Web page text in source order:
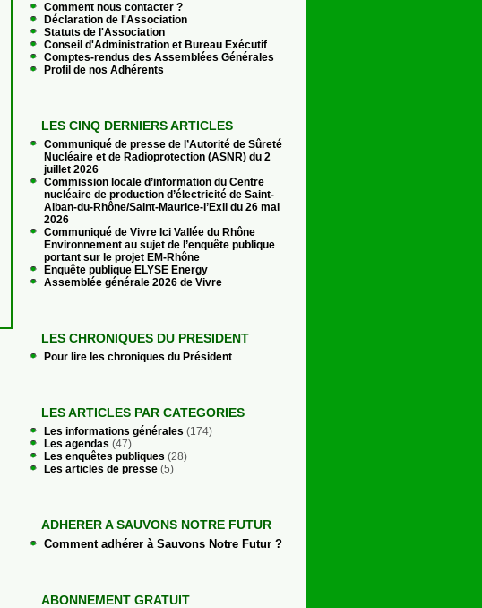
Comment nous contacter ?
Déclaration de l'Association
Statuts de l'Association
Conseil d'Administration et Bureau Exécutif
Comptes-rendus des Assemblées Générales
Profil de nos Adhérents
LES CINQ DERNIERS ARTICLES
Communiqué de presse de l’Autorité de Sûreté
Nucléaire et de Radioprotection (ASNR) du 2
juillet 2026
Commission locale d’information du Centre
nucléaire de production d’électricité de Saint-
Alban-du-Rhône/Saint-Maurice-l’Exil du 26 mai
2026
Communiqué de Vivre Ici Vallée du Rhône
Environnement au sujet de l’enquête publique
portant sur le projet EM-Rhône
Enquête publique ELYSE Energy
Assemblée générale 2026 de Vivre
LES CHRONIQUES DU PRESIDENT
Pour lire les chroniques du Président
LES ARTICLES PAR CATEGORIES
Les informations générales (174)
Les agendas (47)
Les enquêtes publiques (28)
Les articles de presse (5)
ADHERER A SAUVONS NOTRE FUTUR
Comment adhérer à Sauvons Notre Futur ?
ABONNEMENT GRATUIT